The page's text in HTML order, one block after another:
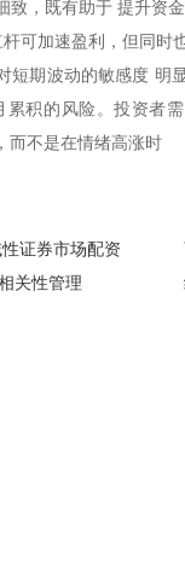
致，既有助于 提升资
可加速盈利，但同时
短期波动的敏感度 明
积的风险。投资者
而不是在情绪高涨时
证券市场配资
关性管理